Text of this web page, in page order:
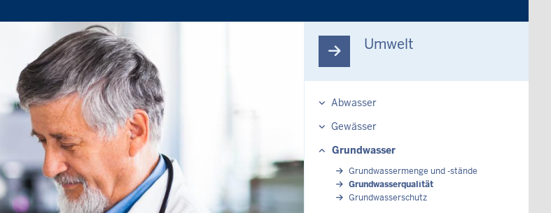
Umwelt
Abwasser
Gewässer
Grundwasser
Grundwassermenge und -stände
Grundwasserqualität
Grundwasserschutz